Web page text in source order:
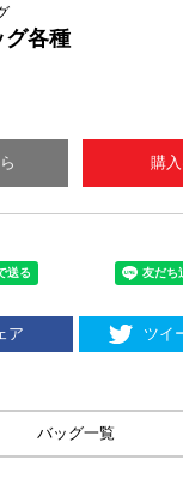
グ各種
購
ア ツイ
バッグ